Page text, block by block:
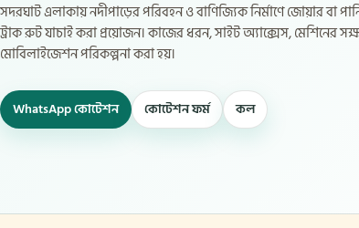
সদরঘাট এলাকায় নদীপাড়ের পরিবহন ও বাণিজ্যিক নির্মাণে জোয়ার বা
ট্রাক রুট যাচাই করা প্রয়োজন। কাজের ধরন, সাইট অ্যাক্সেস,
মোবিলাইজেশন পরিকল্পনা করা হয়।
WhatsApp কোটেশন কোটেশন ফর্ম কল